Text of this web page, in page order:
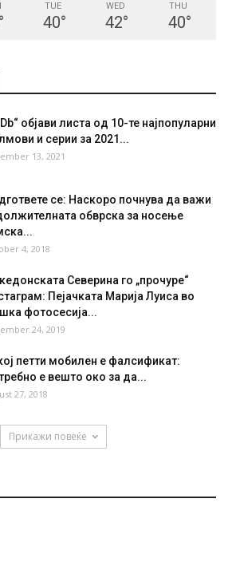
°
TUE
40°
WED
42°
THU
40°
објави листа од 10-те најпопуларни
и серии за 2021...
13, 2021
се: Наскоро почнува да важи
обврска за носење
4, 2018
Северина го „прочуре“
Пејачката Марија Луиса во
фотосесија...
24, 2019
петти мобилен е фалсификат:
е вешто око за да...
27, 2018
Прикажи повеќе